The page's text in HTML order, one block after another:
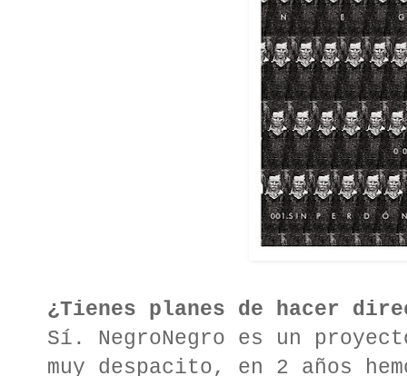
¿Tienes planes de hacer
Sí. NegroNegro es un
muy despacito, en 2 años